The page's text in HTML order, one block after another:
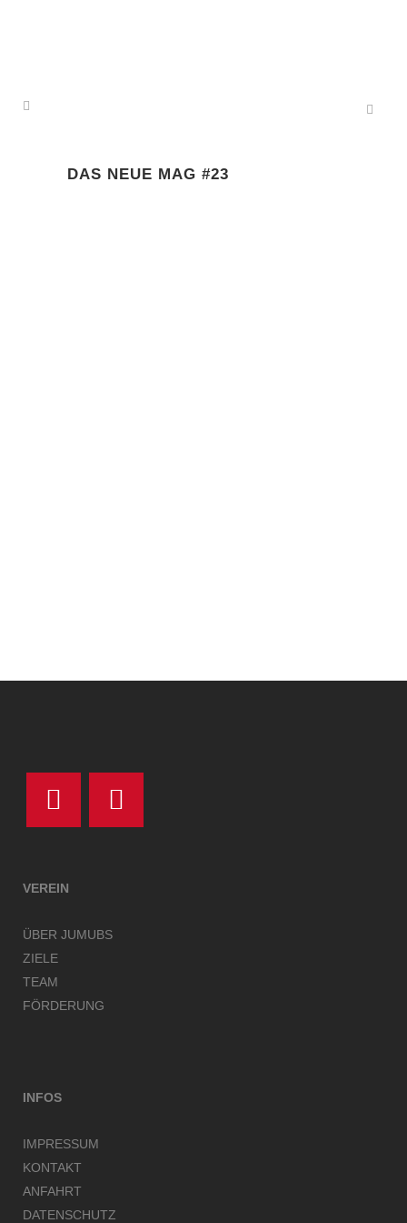
DAS NEUE MAG #23
VEREIN
ÜBER JUMUBS
ZIELE
TEAM
FÖRDERUNG
INFOS
IMPRESSUM
KONTAKT
ANFAHRT
DATENSCHUTZ